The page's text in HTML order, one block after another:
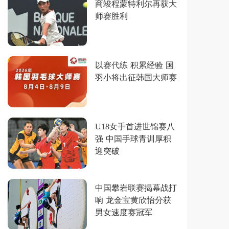
商竣程蒙特利尔再获大
师赛胜利
以赛代练 积累经验 国
羽小将出征韩国大师赛
U18女手首进世锦赛八
强 中国手球青训厚积
迎突破
中国攀岩联赛揭幕战打
响 龙金宝黄欣怡分获
男女速度赛冠军